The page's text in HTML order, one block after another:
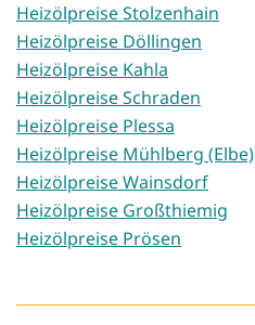
Heizölpreise Stolzenhain
Heizölpreise Döllingen
Heizölpreise Kahla
Heizölpreise Schraden
Heizölpreise Plessa
Heizölpreise Mühlberg (Elbe)
Heizölpreise Wainsdorf
Heizölpreise Großthiemig
Heizölpreise Prösen